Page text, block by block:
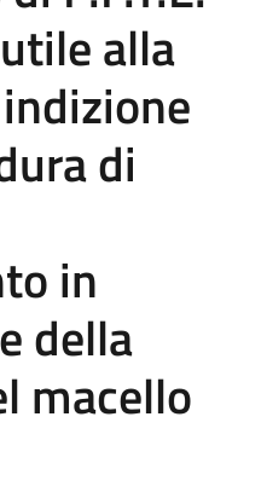
alla
di
in
della
macello